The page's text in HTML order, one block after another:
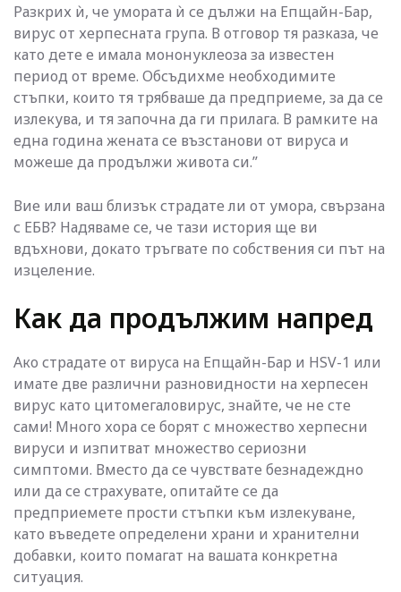
Разкрих ѝ, че умората ѝ се дължи на Епщайн-Бар,
вирус от херпесната група. В отговор тя разказа, че
като дете е имала мононуклеоза за известен
период от време. Обсъдихме необходимите
стъпки, които тя трябваше да предприеме, за да се
излекува, и тя започна да ги прилага. В рамките на
една година жената се възстанови от вируса и
можеше да продължи живота си.”
Вие или ваш близък страдате ли от умора, свързана
с ЕБВ? Надяваме се, че тази история ще ви
вдъхнови, докато тръгвате по собствения си път на
изцеление.
Как да продължим напред
Ако страдате от вируса на Епщайн-Бар и HSV-1 или
имате две различни разновидности на херпесен
вирус като цитомегаловирус, знайте, че не сте
сами! Много хора се борят с множество херпесни
вируси и изпитват множество сериозни
симптоми. Вместо да се чувствате безнадеждно
или да се страхувате, опитайте се да
предприемете прости стъпки към излекуване,
като въведете определени храни и хранителни
добавки, които помагат на вашата конкретна
ситуация.